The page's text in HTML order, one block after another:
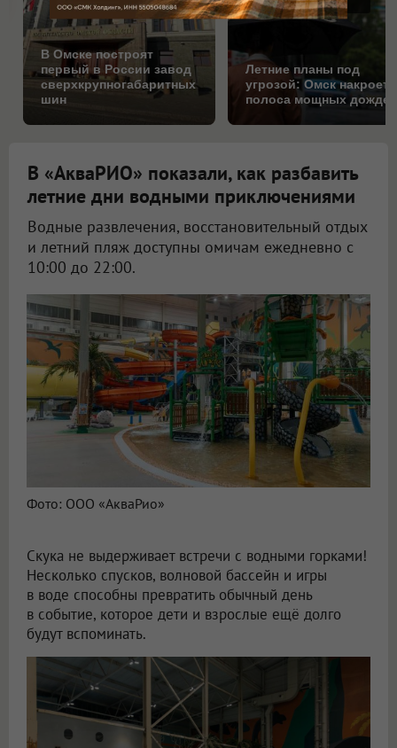
В Омске построят
первый в России завод
сверхкрупногабаритных
шин
Летние планы под
угрозой: Омск накроет
полоса мощных
В «АкваРИО» показали, как разбавить
летние дни водными приключениями
Водные развлечения, восстановительный отдых
и летний пляж доступны омичам ежедневно с
10:00 до 22:00.
Фото: ООО «АкваРио»
Скука не выдерживает встречи с водными горками!
Несколько спусков, волновой бассейн и игры
в воде способны превратить обычный день
в событие, которое дети и взрослые ещё долго
будут вспоминать.